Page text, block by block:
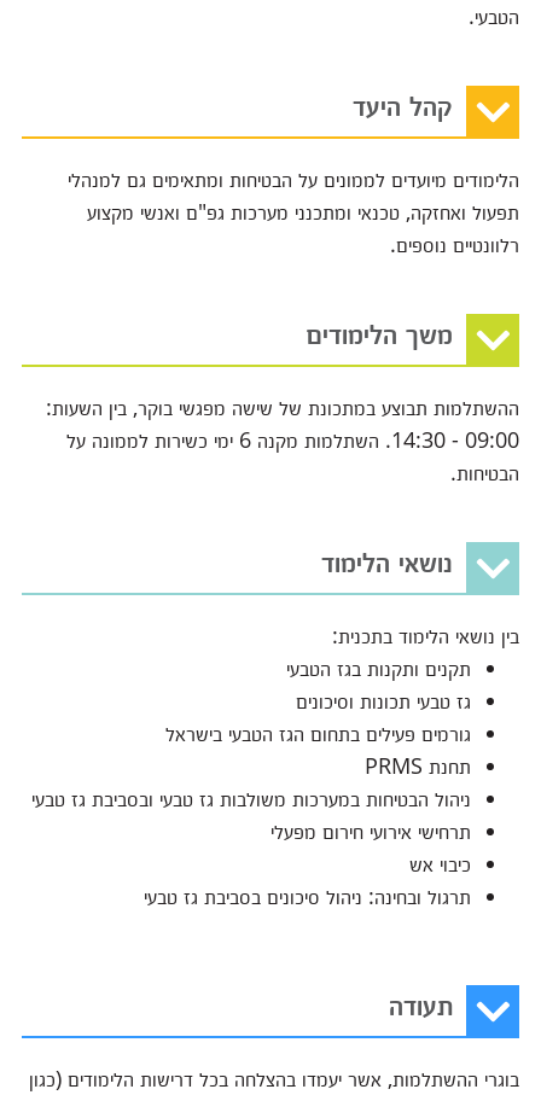
הטבעי.
קהל היעד
הלימודים מיועדים לממונים על הבטיחות ומתאימים גם למנהלי
תפעול ואחזקה, טכנאי ומתכנני מערכות גפ"ם ואנשי מקצוע
רלוונטיים נוספים.
משך הלימודים
ההשתלמות תבוצע במתכונת של שישה מפגשי בוקר, בין השעות:
09:00 - 14:30. השתלמות מקנה 6 ימי כשירות לממונה על
הבטיחות.
נושאי הלימוד
בין נושאי הלימוד בתכנית:
תקנים ותקנות בגז הטבעי
גז טבעי תכונות וסיכונים
גורמים פעילים בתחום הגז הטבעי בישראל
תחנת PRMS
ניהול הבטיחות במערכות משולבות גז טבעי ובסביבת גז טבעי
תרחישי אירועי חירום מפעלי
כיבוי אש
תרגול ובחינה: ניהול סיכונים בסביבת גז טבעי
תעודה
בוגרי ההשתלמות, אשר יעמדו בהצלחה בכל דרישות הלימודים (כגון